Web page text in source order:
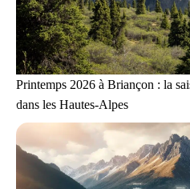
Printemps 2026 à Briançon : la
dans les Hautes-Alpes